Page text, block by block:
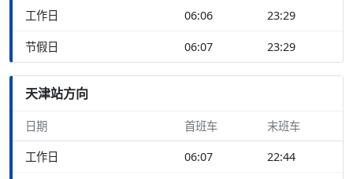
工作日 06:06 23:29
节假日 06:07 23:29
天津站方向
日期 首班车 末班车
工作日 06:07 22:44